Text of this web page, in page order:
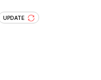
UPDATE